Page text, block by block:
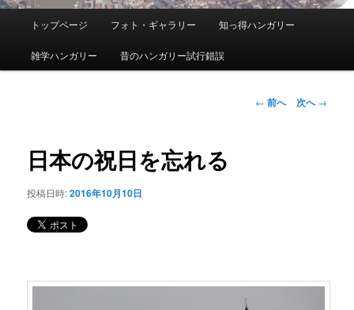
メ
メ
イ
ン
テ
ン
トップページ フォト・ギャラリー 知っ得ハンガリー
雑学ハンガリー 昔のハンガリー試行錯誤
投
← 前へ 次へ→
日本の祝日を忘れる
投稿日時:2016年10月10日